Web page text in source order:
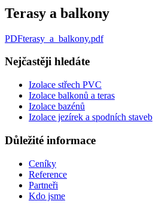
Terasy a balkony
PDFterasy_a_balkony.pdf
Nejčastěji hledáte
Izolace střech PVC
Izolace balkonů a teras
Izolace bazénů
Izolace jezírek a spodních staveb
Důležité informace
Ceníky
Reference
Partneři
Kdo jsme